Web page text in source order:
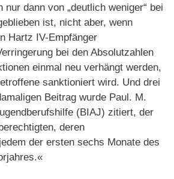
dann von „deutlich weniger“ bei
ist, nicht aber, wenn
Hartz IV-Empfänger
bei den Absolutzahlen
einmal neu verhängt werden,
sanktioniert wird. Und drei
Beitrag wurde Paul. M.
(BIAJ) zitiert, der
deren
der ersten sechs Monate des